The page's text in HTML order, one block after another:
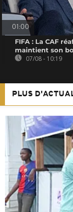
01:00
FIFA : La CAF
maintient son
07/08 - 10:19
PLUS